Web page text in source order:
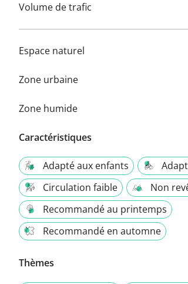
Volume de trafic
Espace naturel
Zone urbaine
Zone humide
Caractéristiques
Adapté aux enfants
Circulation faible
Non
Recommandé au printemps
Recommandé en automne
Thèmes